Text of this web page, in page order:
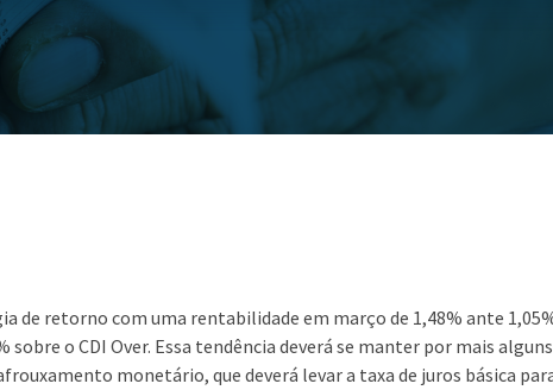
de retorno com uma rentabilidade em março de 1,48% ante
o CDI Over. Essa tendência deverá se manter por mais
monetário, que deverá levar a taxa de juros básica